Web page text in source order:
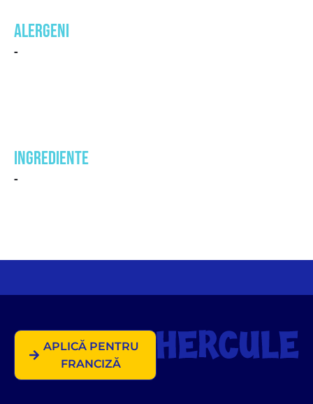
ALERGENI
-
INGREDIENTE
-
APLICĂ PENTRU
FRANCIZĂ